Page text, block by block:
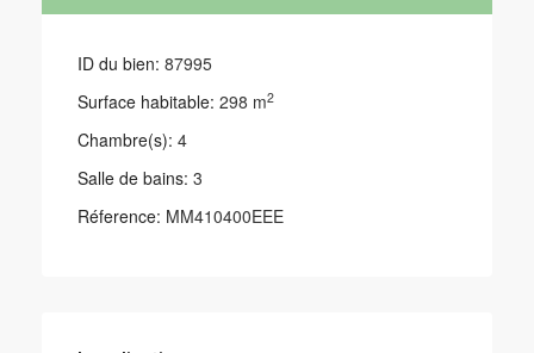
ID du bien: 87995
Surface habitable: 298 m2
Chambre(s): 4
Salle de bains: 3
Réference: MM410400EEE